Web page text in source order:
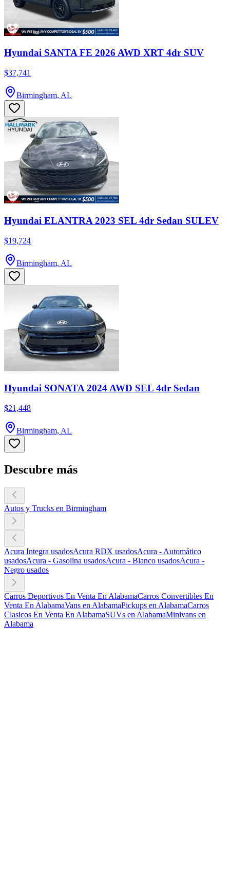
Hyundai SANTA FE 2026 AWD XRT 4dr SUV
$37,741
Birmingham, AL
Hyundai ELANTRA 2023 SEL 4dr Sedan SULEV
$19,724
Birmingham, AL
Hyundai SONATA 2024 AWD SEL 4dr Sedan
$21,448
Birmingham, AL
Descubre más
Autos y Trucks en Birmingham
Acura Integra usadosAcura RDX usadosAcura - Automático
usadosAcura - Gasolina usadosAcura - Blanco usadosAcura -
Negro usados
Carros Deportivos En Venta En AlabamaCarros Convertibles En
Venta En AlabamaVans en AlabamaPickups en AlabamaCarros
Clasicos En Venta En AlabamaSUVs en AlabamaMinivans en
Alabama